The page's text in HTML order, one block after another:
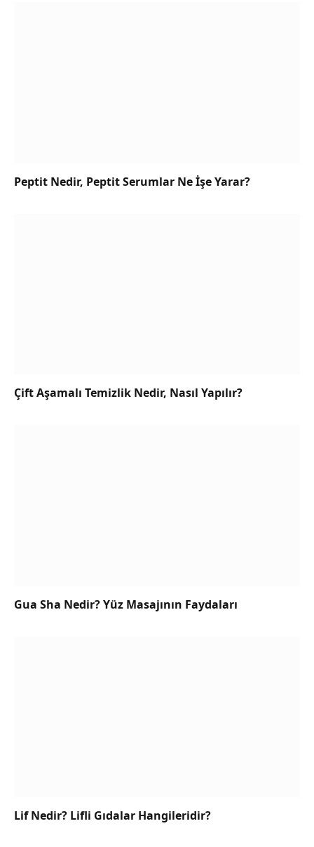
Peptit Nedir, Peptit Serumlar Ne İşe Yarar?
Çift Aşamalı Temizlik Nedir, Nasıl Yapılır?
Gua Sha Nedir? Yüz Masajının Faydaları
Lif Nedir? Lifli Gıdalar Hangileridir?